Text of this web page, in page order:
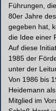
Führungen,
80er Jahre
gegeben hat,
die Idee einer
Auf diese
1985 der
unter der
Von 1986 bis
Heidemann
Mitglied im